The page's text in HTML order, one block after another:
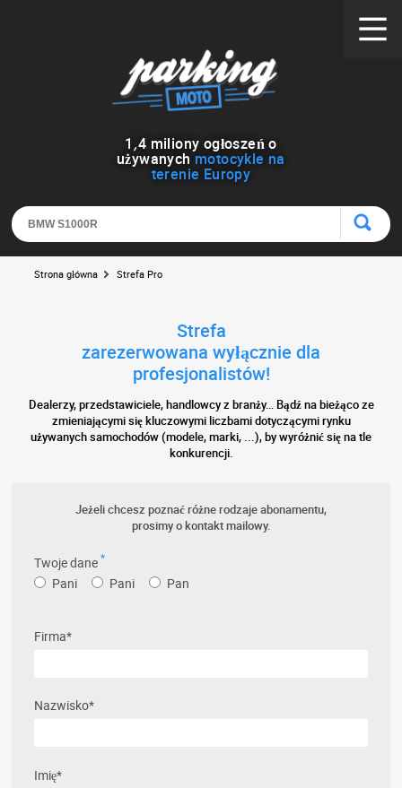
1 ,4 miliony ogłoszeń o
używanych motocykle na
terenie Europy
Strona główna Strefa Pro
Strefa
zarezerwowana wyłącznie dla
profesjonalistów!
Dealerzy, przedstawiciele, handlowcy z branży… Bądź na bieżąco ze
zmieniającymi się kluczowymi liczbami dotyczącymi rynku
używanych samochodów (modele, marki, ...), by wyróżnić się na tle
konkurencji.
Jeżeli chcesz poznać różne rodzaje abonamentu,
prosimy o kontakt mailowy.
Twoje dane*
Pani Pani Pan
Firma*
Nazwisko*
Imię*